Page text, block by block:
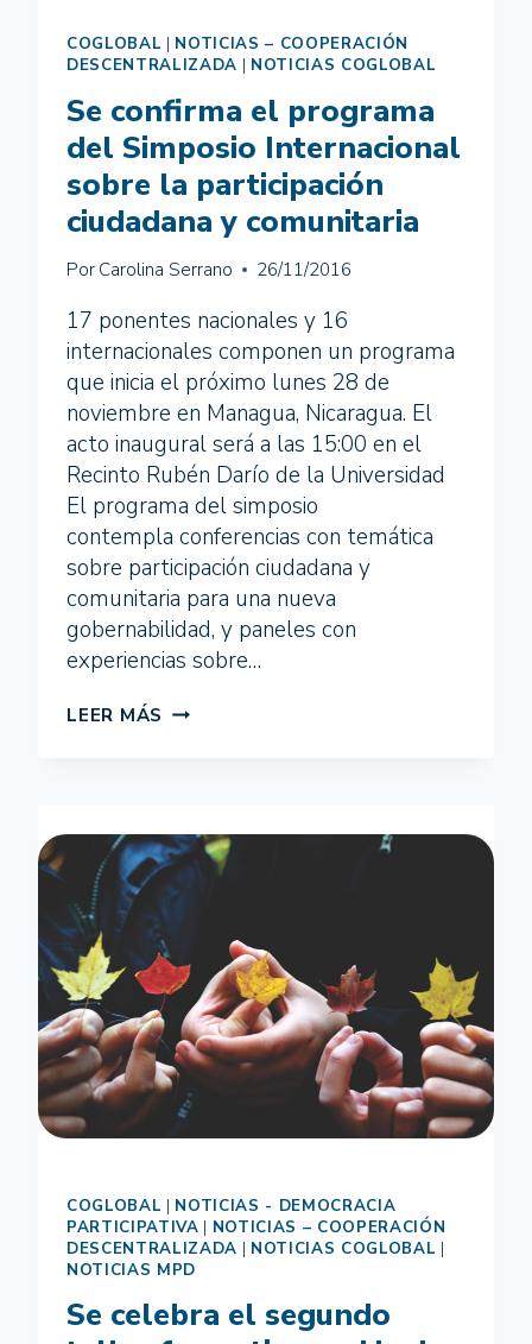
COGLOBAL
NOTICIAS – COOPERACIÓN
DESCENTRALIZADA
NOTICIAS COGLOBAL
Se confirma el programa
del Simposio Internacional
sobre la participación
ciudadana y comunitaria
Por Carolina Serrano 26/11/2016
17 ponentes nacionales y 16
internacionales componen un programa
que inicia el próximo lunes 28 de
noviembre en Managua, Nicaragua. El
acto inaugural será a las 15:00 en el
Recinto Rubén Darío de la Universidad
El programa del simposio
contempla conferencias con temática
sobre participación ciudadana y
comunitaria para una nueva
gobernabilidad, y paneles con
experiencias sobre…
LEER MÁS SE
SIMPOSIO
INTERNACIONAL
SOBRE
PARTICIPACIÓN
CIUDADANA
Y
COMUNITARIA
COGLOBAL | NOTICIAS - DEMOCRACIA
PARTICIPATIVA | NOTICIAS – COOPERACIÓN
DESCENTRALIZADA | NOTICIAS COGLOBAL |
NOTICIAS MPD
Se celebra el segundo